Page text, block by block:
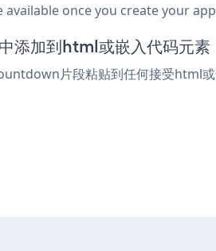
available once you create your app
添加到html或嵌入代码元素
片段粘贴到任何接受html